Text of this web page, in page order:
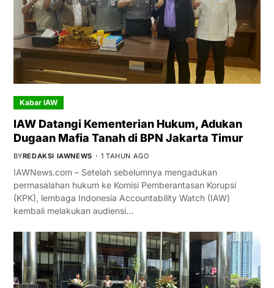
Kabar IAW
IAW Datangi Kementerian Hukum, Adukan
Dugaan Mafia Tanah di BPN Jakarta Timur
BYREDAKSI IAWNEWS 1 TAHUN AGO
IAWNews.com – Setelah sebelumnya mengadukan
permasalahan hukum ke Komisi Pemberantasan Korupsi
(KPK), lembaga Indonesia Accountability Watch (IAW)
kembali melakukan audiensi…